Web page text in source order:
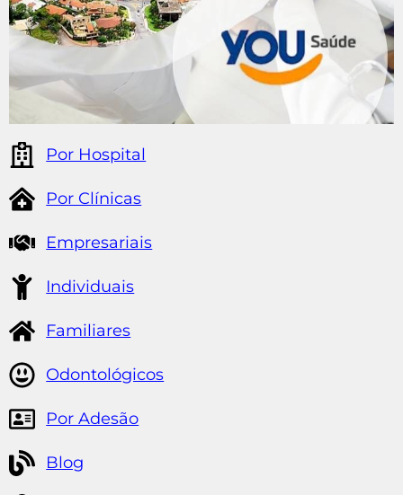
Por Hospital
Por Clínicas
Empresariais
Individuais
Familiares
Odontológicos
Por Adesão
Blog